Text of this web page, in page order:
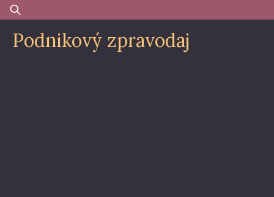
Skip
to
content
Vyhledávání
Podnikový zpravodaj